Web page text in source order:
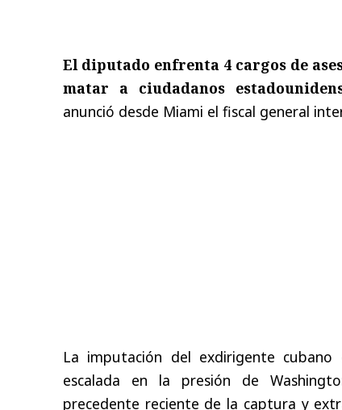
El diputado enfrenta 4 cargos de
matar a ciudadanos
anunció desde Miami el fiscal general
La imputación del exdirigente
escalada en la presión de
precedente reciente de la captura y